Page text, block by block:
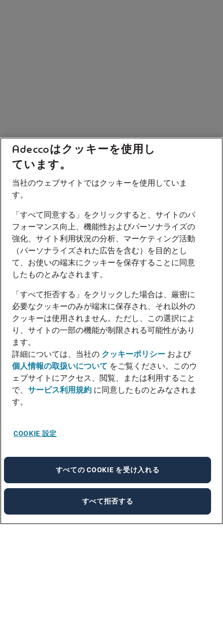
Adeccoはクッキーを使用し
ています。
当社のウェブサイトではクッキーを使用していま
す。
「すべて同意する」をクリックすると、サイトのパ
フォーマンス向上、機能性およびパーソナライズの
強化、サイト利用状況の分析、マーケティング活動
（パーソナライズされた広告を含む）を目的とし
て、お使いの端末にクッキーを保存することに同意
したものとみなされます。
「すべて拒否する」をクリックした場合は、厳密に
必要なクッキーのみが端末に保存され、それ以外の
クッキーは使用されません。ただし、この選択によ
り、サイトの一部の機能が制限される可能性があり
ます。
詳細については、当社の クッキーポリシー および
個人情報の取扱いについて をご覧ください。このウ
ェブサイトにアクセス、閲覧、または利用すること
で、 サービス利用規約 に同意したものとみなされま
す。
COOKIE 設定
すべて拒否する
すべての COOKIE を受け入れる